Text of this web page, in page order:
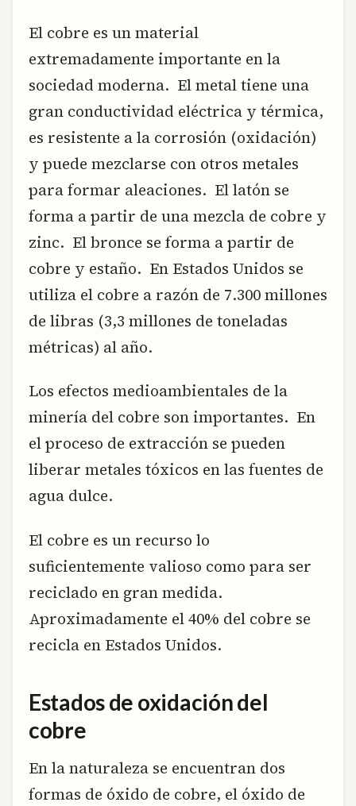
El cobre es un material
extremadamente importante en la
sociedad moderna. El metal tiene una
gran conductividad eléctrica y térmica,
es resistente a la corrosión (oxidación)
y puede mezclarse con otros metales
para formar aleaciones. El latón se
forma a partir de una mezcla de cobre y
zinc. El bronce se forma a partir de
cobre y estaño. En Estados Unidos se
utiliza el cobre a razón de 7.300 millones
de libras (3,3 millones de toneladas
métricas) al año.
Los efectos medioambientales de la
minería del cobre son importantes. En
el proceso de extracción se pueden
liberar metales tóxicos en las fuentes de
agua dulce.
El cobre es un recurso lo
suficientemente valioso como para ser
reciclado en gran medida.
Aproximadamente el 40% del cobre se
recicla en Estados Unidos.
Estados de oxidación del
cobre
En la naturaleza se encuentran dos
formas de óxido de cobre, el óxido de